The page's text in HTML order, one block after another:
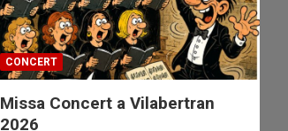
CONCERT
Missa Concert a Vilabertran
2026